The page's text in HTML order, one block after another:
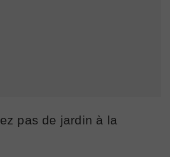
pas de jardin à la